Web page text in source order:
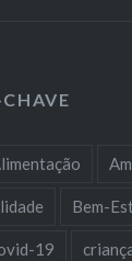
Bem-
19